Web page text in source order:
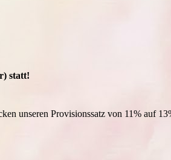
statt!
unseren Provisionssatz von 11% auf